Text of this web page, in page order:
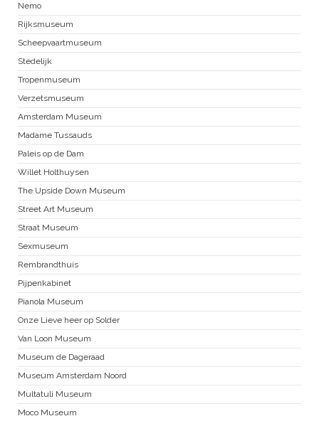
Nemo
Rijksmuseum
Scheepvaartmuseum
Stedelijk
Tropenmuseum
Verzetsmuseum
Amsterdam Museum
Madame Tussauds
Paleis op de Dam
Willet Holthuysen
The Upside Down Museum
Street Art Museum
Straat Museum
Sexmuseum
Rembrandthuis
Pijpenkabinet
Pianola Museum
Onze Lieve heer op Solder
Van Loon Museum
Museum de Dageraad
Museum Amsterdam Noord
Multatuli Museum
Moco Museum